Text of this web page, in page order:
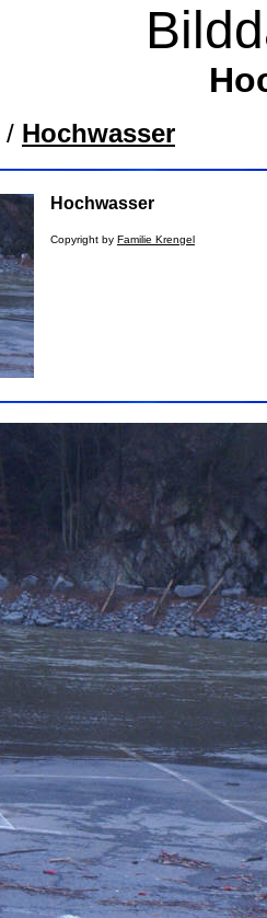
/ Hochwasser
Hochwasser
Copyright by Familie Krengel